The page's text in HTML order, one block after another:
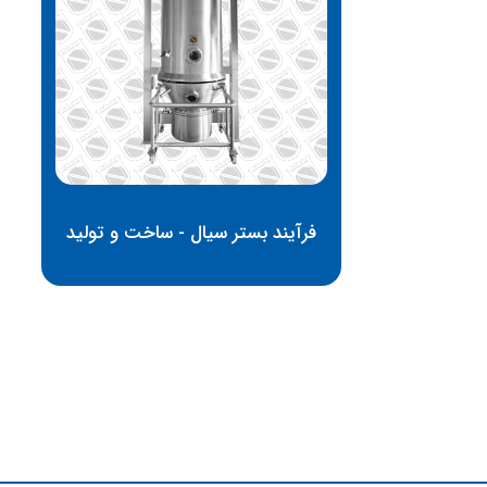
فرآیند بستر سیال - ساخت و تولید